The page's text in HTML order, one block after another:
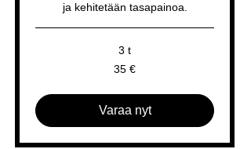
ja kehitetään tasapainoa.
3 t
35 €
Varaa nyt